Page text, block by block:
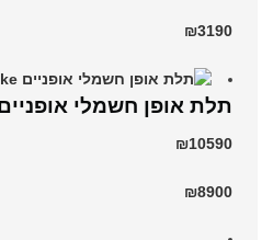
₪3190
תלת אופן חשמלי אופניים GreenBike
₪10590
₪8900